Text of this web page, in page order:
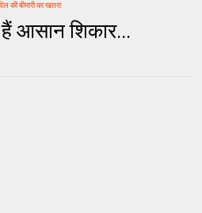
की बीमारी का खतरा
आसान शिकार...